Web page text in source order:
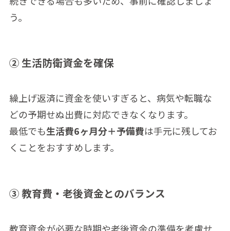
う。
② 生活防衛資金を確保
繰上げ返済に資金を使いすぎると、病気や転職な
どの予期せぬ出費に対応できなくなります。
最低でも生活費6ヶ月分＋予備費は手元に残してお
くことをおすすめします。
③ 教育費・老後資金とのバランス